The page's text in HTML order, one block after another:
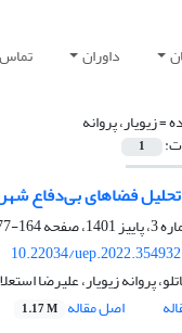
داوران تماس
=زیویار، پروانه
1
فضاهای بی‌دفاع شهری با
164-177
10.22034/
پروانه زیویار، علیرضا
اصل مقاله 1.17 M